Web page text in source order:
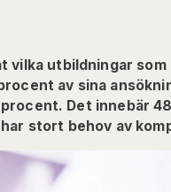
vilka utbildningar som
av sina
Det innebär
stort behov av